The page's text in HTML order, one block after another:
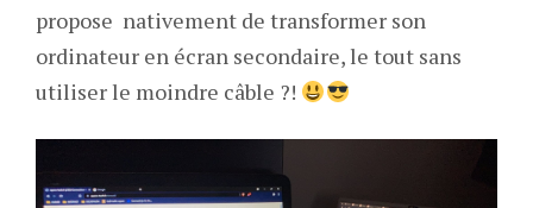
propose nativement de transformer son
ordinateur en écran secondaire, le tout sans
utiliser le moindre câble ?!